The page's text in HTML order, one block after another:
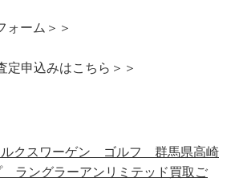
ォーム＞＞
定申込みはこちら＞＞
ルクスワーゲン ゴルフ 群馬県高崎
ラングラーアンリミテッド買取ご